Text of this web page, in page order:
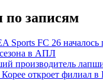
по записям
Sports FC 26 началось
в АПЛ
производитель
откроет филиал